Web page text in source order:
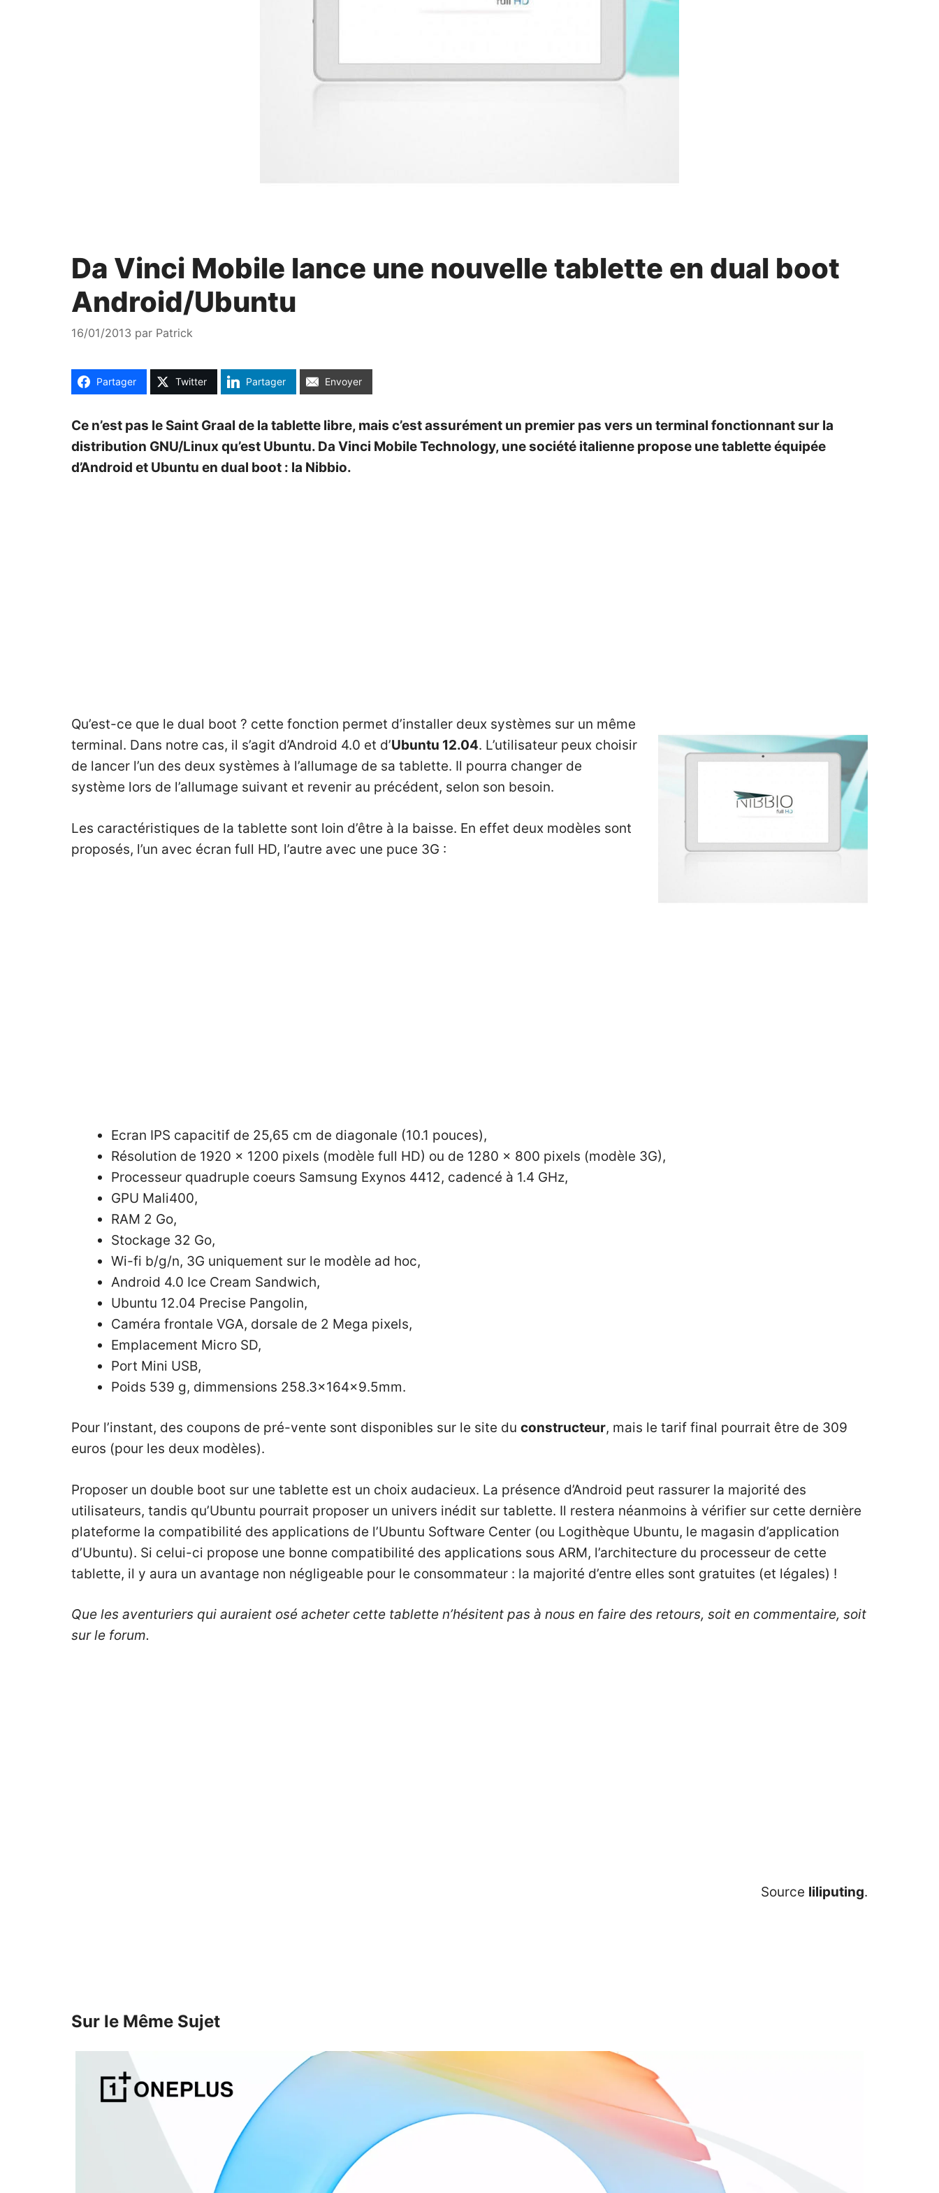
Da Vinci Mobile lance une nouvelle tablette en dual boot
Android/Ubuntu
16/01/2013 par Patrick
Partager Twitter Partager Envoyer
Ce n’est pas le Saint Graal de la tablette libre, mais c’est assurément un premier pas vers un terminal fonctionnant sur la
distribution GNU/Linux qu’est Ubuntu. Da Vinci Mobile Technology, une société italienne propose une tablette équipée
d’Android et Ubuntu en dual boot : la Nibbio.
Qu’est-ce que le dual boot ? cette fonction permet d’installer deux systèmes sur un même
terminal. Dans notre cas, il s’agit d’Android 4.0 et d’Ubuntu 12.04. L’utilisateur peux choisir
de lancer l’un des deux systèmes à l’allumage de sa tablette. Il pourra changer de
système lors de l’allumage suivant et revenir au précédent, selon son besoin.
Les caractéristiques de la tablette sont loin d’être à la baisse. En effet deux modèles sont
proposés, l’un avec écran full HD, l’autre avec une puce 3G :
Ecran IPS capacitif de 25,65 cm de diagonale (10.1 pouces),
Résolution de 1920 x 1200 pixels (modèle full HD) ou de 1280 x 800 pixels (modèle 3G),
Processeur quadruple coeurs Samsung Exynos 4412, cadencé à 1.4 GHz,
GPU Mali400,
RAM 2 Go,
Stockage 32 Go,
Wi-fi b/g/n, 3G uniquement sur le modèle ad hoc,
Android 4.0 Ice Cream Sandwich,
Ubuntu 12.04 Precise Pangolin,
Caméra frontale VGA, dorsale de 2 Mega pixels,
Emplacement Micro SD,
Port Mini USB,
Poids 539 g, dimmensions 258.3x164x9.5mm.
Pour l’instant, des coupons de pré-vente sont disponibles sur le site du constructeur, mais le tarif final pourrait être de 309
euros (pour les deux modèles).
Proposer un double boot sur une tablette est un choix audacieux. La présence d’Android peut rassurer la majorité des
utilisateurs, tandis qu’Ubuntu pourrait proposer un univers inédit sur tablette. Il restera néanmoins à vérifier sur cette dernière
plateforme la compatibilité des applications de l’Ubuntu Software Center (ou Logithèque Ubuntu, le magasin d’application
d’Ubuntu). Si celui-ci propose une bonne compatibilité des applications sous ARM, l’architecture du processeur de cette
tablette, il y aura un avantage non négligeable pour le consommateur : la majorité d’entre elles sont gratuites (et légales) !
Que les aventuriers qui auraient osé acheter cette tablette n’hésitent pas à nous en faire des retours, soit en commentaire, soit
sur le forum.
Source liliputing.
Sur le Même Sujet